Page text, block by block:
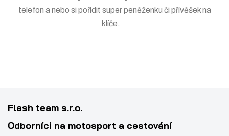
telefon a nebo si pořídit superpeněženku či přívěšek na
klíče.
Flash team s.r.o.
Odborníci na motosport a cestování